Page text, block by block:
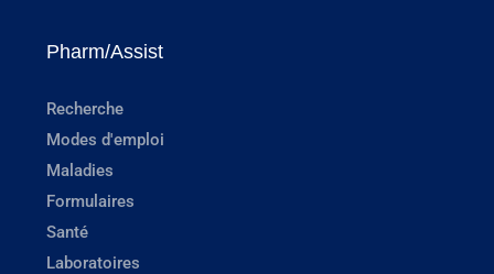
Pharm/Assist
Recherche
Modes d'emploi
Maladies
Formulaires
Santé
Laboratoires